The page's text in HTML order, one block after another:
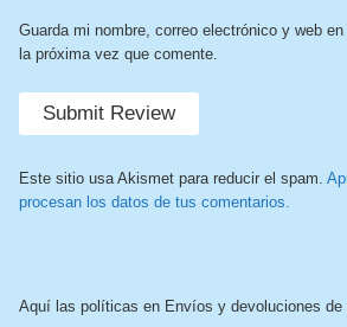
Guarda mi nombre, correo electrónico y web
la próxima vez que comente.
Este sitio usa Akismet para reducir el spam.
procesan los datos de tus comentarios.
Aquí las políticas en Envíos y devoluciones de